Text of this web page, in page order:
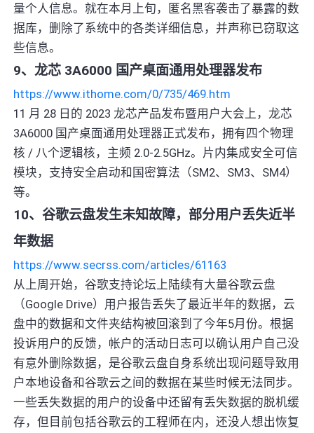
量个人信息。就在本月上旬，匿名黑客袭击了暴露的数
据库，删除了系统中的各类详细信息，并声称已窃取这
些信息。
9、龙芯 3A6000 国产桌面通用处理器发布
https://www.ithome.com/0/735/469.htm
11 月 28 日的 2023 龙芯产品发布暨用户大会上，龙芯
3A6000 国产桌面通用处理器正式发布，拥有四个物理
核 / 八个逻辑核，主频 2.0-2.5GHz。片内集成安全可信
模块，支持安全启动和国密算法（SM2、SM3、SM4）
等。
10、谷歌云盘发生未知故障，部分用户丢失近半
年数据
https://www.secrss.com/articles/61163
从上周开始，谷歌支持论坛上陆续有大量谷歌云盘
（Google Drive）用户报告丢失了最近半年的数据，云
盘中的数据和文件夹结构被回滚到了今年5月份。根据
投诉用户的反馈，帐户的活动日志可以确认用户自己没
有意外删除数据，是谷歌云盘自身系统出现问题导致用
户本地设备和谷歌云之间的数据在某些时候无法同步。
一些丢失数据的用户的设备中还留有丢失数据的脱机缓
存，但目前包括谷歌云的工程师在内，还没人想出恢复